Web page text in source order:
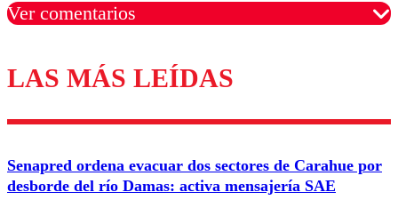
Ver comentarios
Los comentarios son moderados para garantizar un
diálogo respetuoso.
Correo
LAS MÁS LEÍDAS
Senapred ordena evacuar dos sectores de Carahue por
desborde del río Damas: activa mensajería SAE